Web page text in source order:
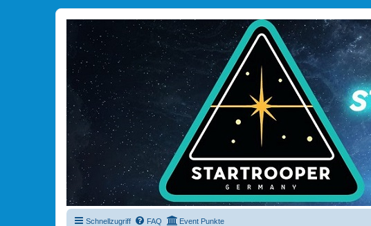
Schnellzugriff FAQ Event Punkte